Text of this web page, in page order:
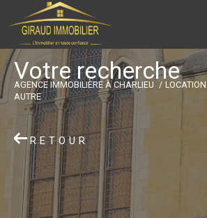
Votre recherche
AGENCE IMMOBILIÈRE À CHARLIEU LOCATION
AUTRE
RETOUR